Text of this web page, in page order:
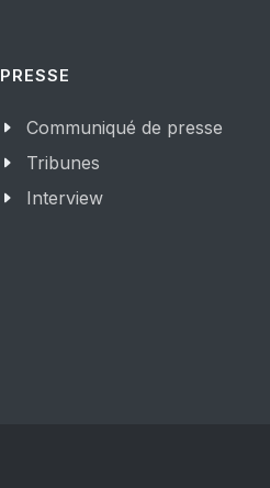
PRESSE
Communiqué de presse
Tribunes
Interview